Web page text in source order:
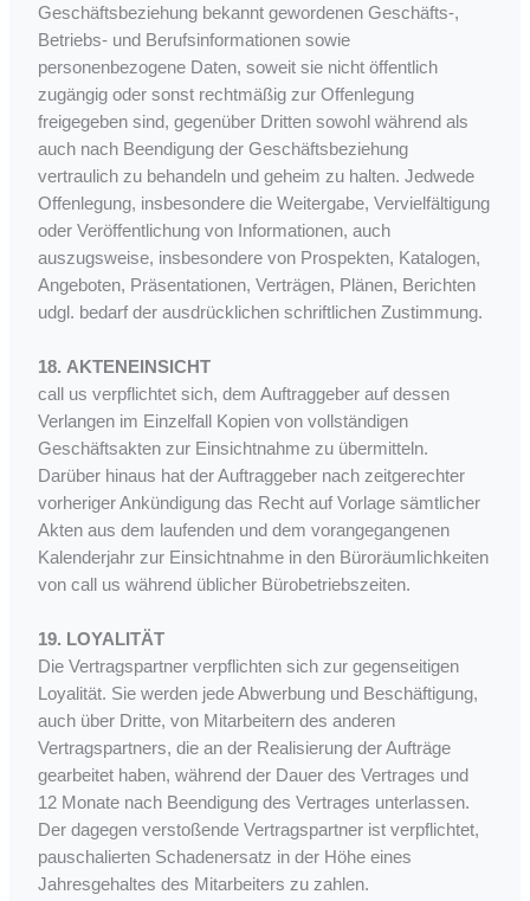
Geschäftsbeziehung bekannt gewordenen Geschäfts-,
Betriebs- und Berufsinformationen sowie
personenbezogene Daten, soweit sie nicht öffentlich
zugängig oder sonst rechtmäßig zur Offenlegung
freigegeben sind, gegenüber Dritten sowohl während als
auch nach Beendigung der Geschäftsbeziehung
vertraulich zu behandeln und geheim zu halten. Jedwede
Offenlegung, insbesondere die Weitergabe, Vervielfältigung
oder Veröffentlichung von Informationen, auch
auszugsweise, insbesondere von Prospekten, Katalogen,
Angeboten, Präsentationen, Verträgen, Plänen, Berichten
udgl. bedarf der ausdrücklichen schriftlichen Zustimmung.
18. AKTENEINSICHT
call us verpflichtet sich, dem Auftraggeber auf dessen
Verlangen im Einzelfall Kopien von vollständigen
Geschäftsakten zur Einsichtnahme zu übermitteln.
Darüber hinaus hat der Auftraggeber nach zeitgerechter
vorheriger Ankündigung das Recht auf Vorlage sämtlicher
Akten aus dem laufenden und dem vorangegangenen
Kalenderjahr zur Einsichtnahme in den Büroräumlichkeiten
von call us während üblicher Bürobetriebszeiten.
19. LOYALITÄT
Die Vertragspartner verpflichten sich zur gegenseitigen
Loyalität. Sie werden jede Abwerbung und Beschäftigung,
auch über Dritte, von Mitarbeitern des anderen
Vertragspartners, die an der Realisierung der Aufträge
gearbeitet haben, während der Dauer des Vertrages und
12 Monate nach Beendigung des Vertrages unterlassen.
Der dagegen verstoßende Vertragspartner ist verpflichtet,
pauschalierten Schadenersatz in der Höhe eines
Jahresgehaltes des Mitarbeiters zu zahlen.